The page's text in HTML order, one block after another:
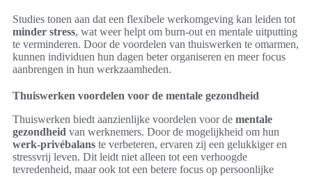
Studies tonen aan dat een flexibele werkomgeving kan leiden tot
minder stress, wat weer helpt om burn-out en mentale uitputting
te verminderen. Door de voordelen van thuiswerken te omarmen,
kunnen individuen hun dagen beter organiseren en meer focus
aanbrengen in hun werkzaamheden.
Thuiswerken voordelen voor de mentale gezondheid
Thuiswerken biedt aanzienlijke voordelen voor de mentale
gezondheid van werknemers. Door de mogelijkheid om hun
werk-privébalans te verbeteren, ervaren zij een gelukkiger en
stressvrij leven. Dit leidt niet alleen tot een verhoogde
tevredenheid, maar ook tot een betere focus op persoonlijke